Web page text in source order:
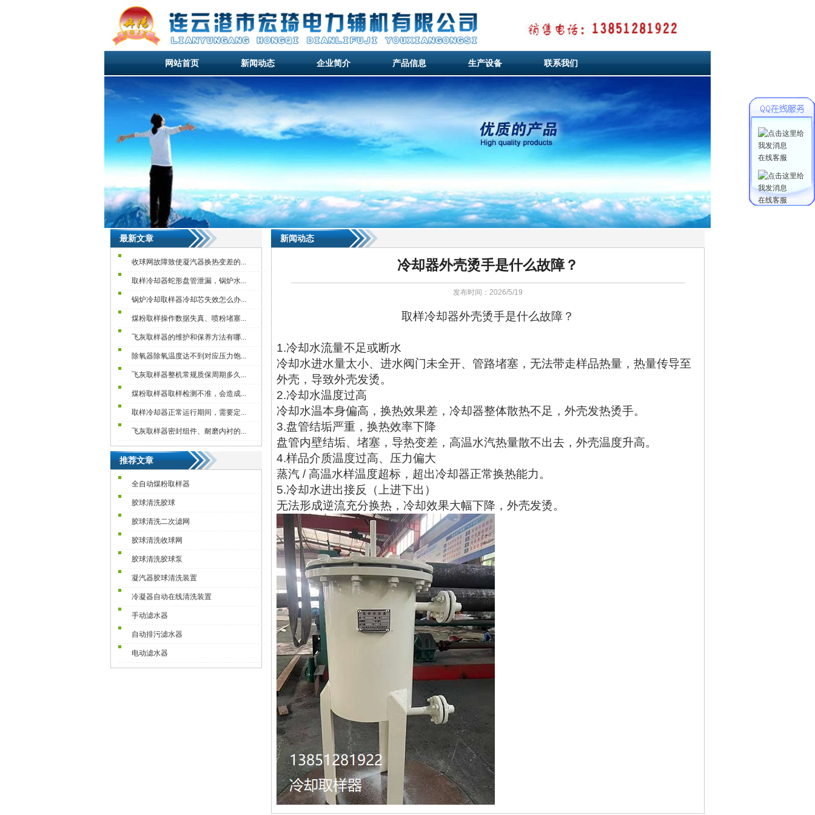
网站首页
网站首页
网站首页
新闻动态
新闻动态
企业简介 产品信息
产品信息
生产设备
生产设备
联系我们
联系我们
最新文章
收球网故障致使凝汽器换热变差的...
取样冷却器蛇形盘管泄漏，锅炉水...
锅炉冷却取样器冷却芯失效怎么办...
煤粉取样操作数据失真、喷粉堵塞...
飞灰取样器的维护和保养方法有哪...
除氧器除氧温度达不到对应压力饱...
飞灰取样器整机常规质保周期多久...
煤粉取样器取样检测不准，会造成...
取样冷却器正常运行期间，需要定...
飞灰取样器密封组件、耐磨内衬的...
推荐文章
全自动煤粉取样器
胶球清洗胶球
胶球清洗二次滤网
胶球清洗收球网
胶球清洗胶球泵
凝汽器胶球清洗装置
冷凝器自动在线清洗装置
手动滤水器
自动排污滤水器
电动滤水器
新闻动态
冷却器外壳烫手是什么故障？
发布时间：2026/5/19
取样冷却器外壳烫手是什么故障？
1.冷却水流量不足或断水
冷却水进水量太小、进水阀门未全开、管路堵塞，无法带走样品热量，热量传导至
外壳，导致外壳发烫。
2.冷却水温度过高
冷却水温本身偏高，换热效果差，冷却器整体散热不足，外壳发热烫手。
3.盘管结垢严重，换热效率下降
盘管内壁结垢、堵塞，导热变差，高温水汽热量散不出去，外壳温度升高。
4.样品介质温度过高、压力偏大
蒸汽 / 高温水样温度超标，超出冷却器正常换热能力。
5.冷却水进出接反（上进下出）
无法形成逆流充分换热，冷却效果大幅下降，外壳发烫。
在线客服
在线客服